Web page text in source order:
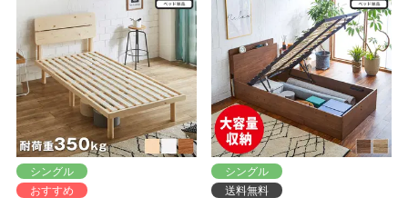
シングル
おすすめ
シングル
送料無料